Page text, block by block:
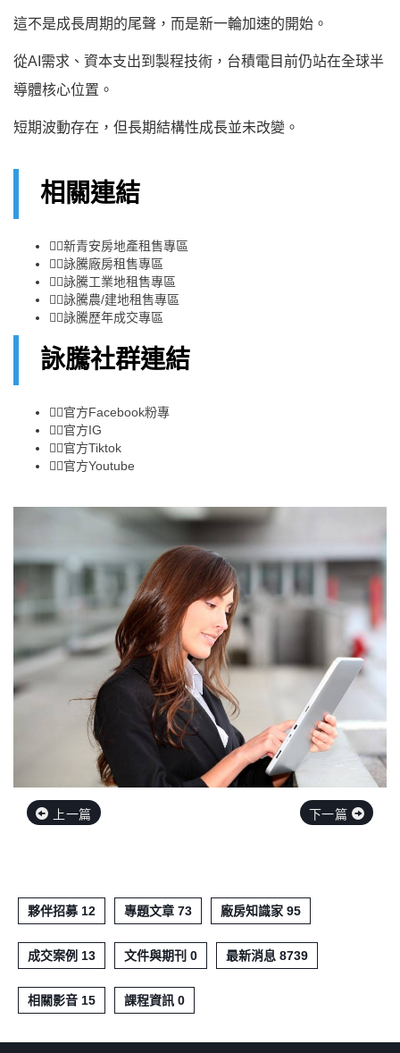
這不是成長周期的尾聲，而是新一輪加速的開始。
從AI需求、資本支出到製程技術，台積電目前仍站在全球半
導體核心位置。
短期波動存在，但長期結構性成長並未改變。
相關連結
👉🏻新青安房地產租售專區
👉🏻詠騰廠房租售專區
👉🏻詠騰工業地租售專區
👉🏻詠騰農/建地租售專區
👉🏻詠騰歷年成交專區
詠騰社群連結
👉🏻官方Facebook粉專
👉🏻官方IG
👉🏻官方Tiktok
👉🏻官方Youtube
上一篇 下一篇
夥伴招募 12 專題文章 73 廠房知識家 95
成交案例 13 文件與期刊 0 最新消息 8739
相關影音 15 課程資訊 0